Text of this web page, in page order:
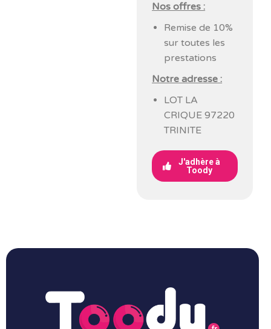
Nos offres :
Remise de 10%
sur toutes les
prestations
Notre adresse :
LOT LA
CRIQUE 97220
TRINITE
J'adhère à
Toody